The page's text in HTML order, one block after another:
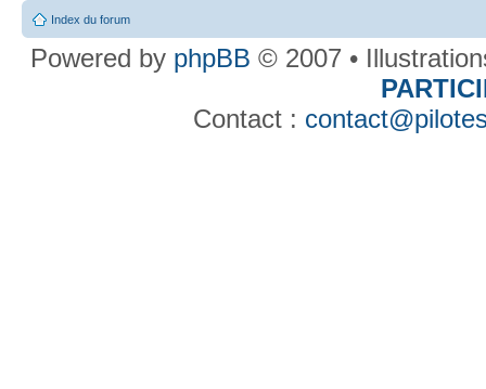
Index du forum
Powered by phpBB © 2007 •
Contact :